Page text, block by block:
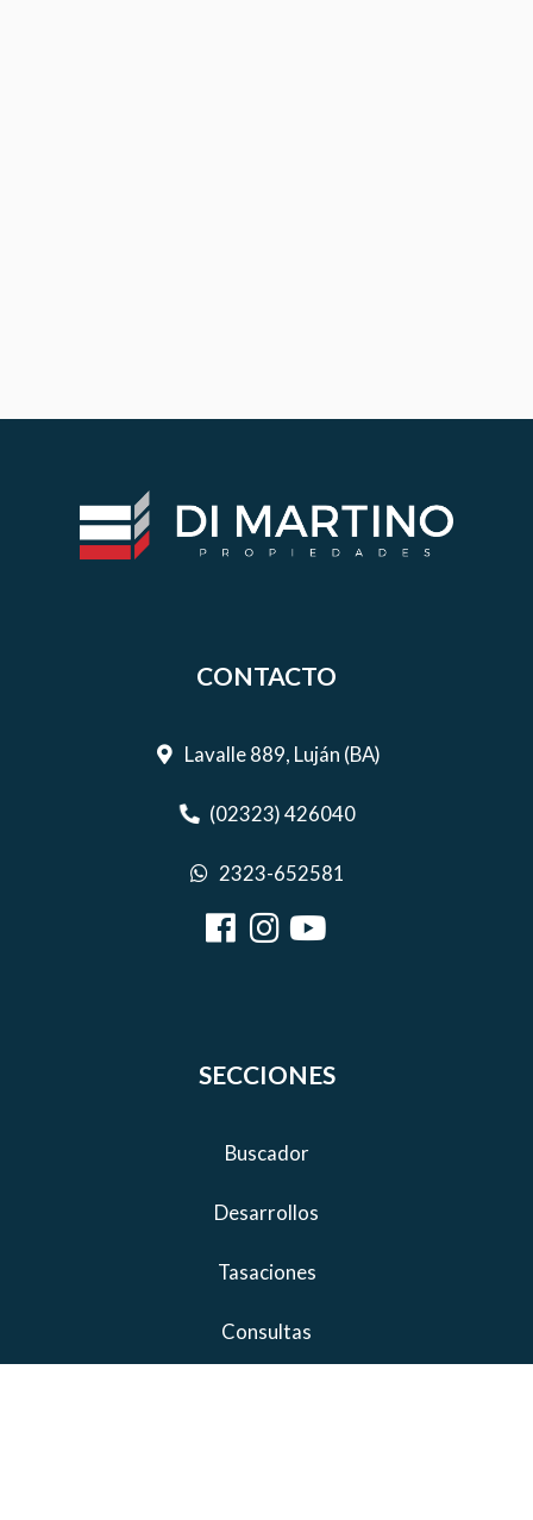
CONTACTO
Lavalle 889, Luján (BA)
(02323) 426040
2323-652581
SECCIONES
Buscador
Desarrollos
Tasaciones
Consultas